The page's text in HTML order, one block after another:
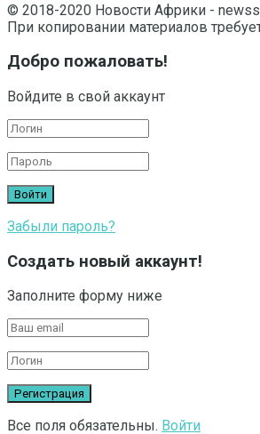
© 2018-2020 Новости Африки -
При копировании материалов
Добро пожаловать!
Войдите в свой аккаунт
Забыли пароль?
Создать новый аккаунт!
Заполните форму ниже
Все поля обязательны. Войти